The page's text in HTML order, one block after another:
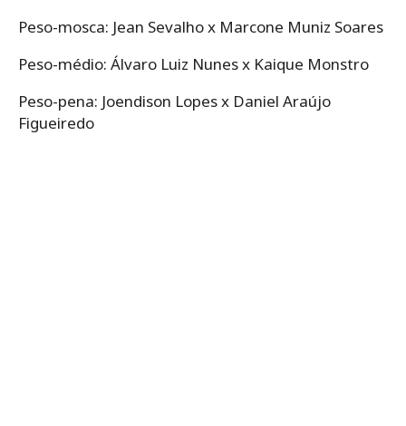
Peso-mosca: Jean Sevalho x Marcone Muniz Soares
Peso-médio: Álvaro Luiz Nunes x Kaique Monstro
Peso-pena: Joendison Lopes x Daniel Araújo
Figueiredo